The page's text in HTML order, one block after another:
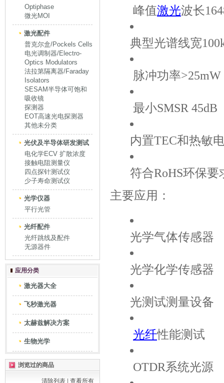
Optiphase
微光MOI
激光配件
普克尔盒/Pockels Cells
电光调制器/Electro-
Optics Modulators
法拉第隔离器/Faraday
Isolators
SESAM半导体可饱和
吸收镜
探测器
EOT高速光电探测器
其他未分类
光伏及半导体研发测试
电化学ECV 扩散浓度
接触电阻测量仪
四点探针测试仪
少子寿命测试仪
光学仪器
平行光管
光纤配件
光纤跳线及配件
无源器件
应用分类
激光器大全
飞秒激光器
太赫兹解决方案
生物光学
浏览过的商品
清除列表 查看所有
峰值激光波长
典型光谱线宽
脉冲功率>25mW
最小SMSR 45dB
内置TEC和热敏
符合RoHS环保要
主要应用：
光学气体传感器
光学化学传感器
光测试测量设备
光纤性能测试
OTDR系统光源